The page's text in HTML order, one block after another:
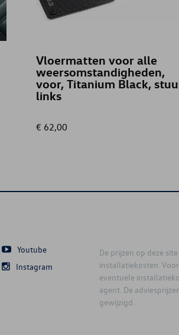
Vloermatten voor alle
weersomstandigheden,
voor, Titanium Black,
links
€ 62,00
Youtube
Instagram
De prijzen op deze
installatiekosten.
eventuele
agent. De
gewijzigd.